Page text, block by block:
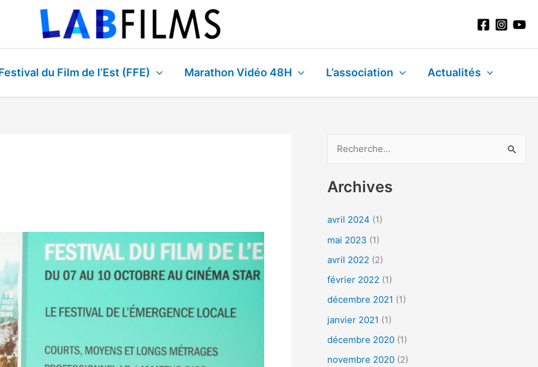
du Film de l’Est (FFE) Marathon Vidéo 48H L’association Actualités
c
e
r
c
h
e
r
Archives
avril 2024 (1)
mai 2023 (1)
avril 2022 (2)
février 2022 (1)
décembre 2021 (1)
janvier 2021 (1)
décembre 2020(1)
novembre 2020(2)